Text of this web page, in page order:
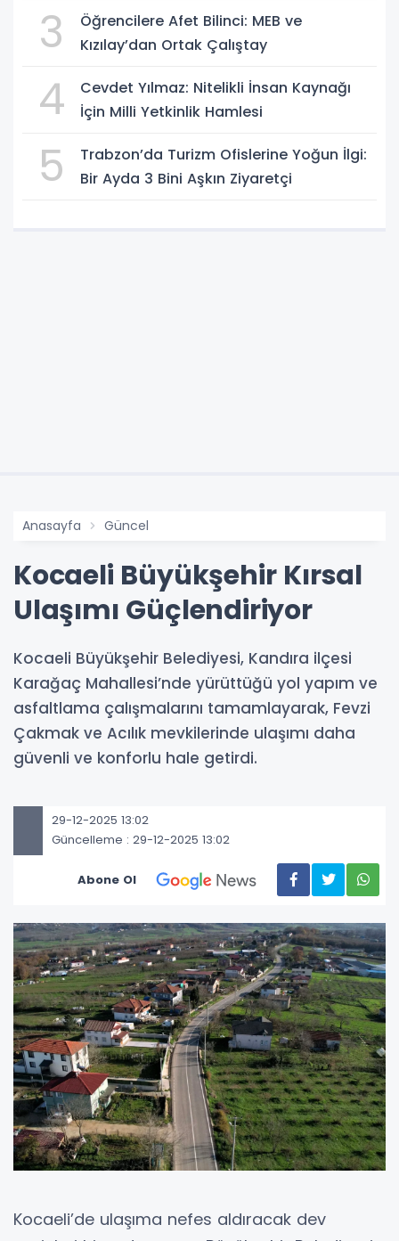
3
Öğrencilere Afet Bilinci: MEB ve
Kızılay’dan Ortak Çalıştay
4
Cevdet Yılmaz: Nitelikli İnsan Kaynağı
İçin Milli Yetkinlik Hamlesi
5
Trabzon’da Turizm Ofislerine Yoğun İlgi:
Bir Ayda 3 Bini Aşkın Ziyaretçi
Anasayfa Güncel
Kocaeli Büyükşehir Kırsal
Ulaşımı Güçlendiriyor
Kocaeli Büyükşehir Belediyesi, Kandıra ilçesi
Karağaç Mahallesi’nde yürüttüğü yol yapım ve
asfaltlama çalışmalarını tamamlayarak, Fevzi
Çakmak ve Acılık mevkilerinde ulaşımı daha
güvenli ve konforlu hale getirdi.
29-12-2025 13:02
Güncelleme : 29-12-2025 13:02
Abone Ol
Kocaeli’de ulaşıma nefes aldıracak dev